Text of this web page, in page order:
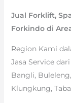
Jual Forklift,
Forkindo di
Region Kami
Jasa Service
Bangli,
Klungkung,